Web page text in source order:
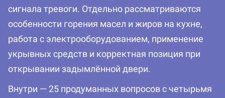
сигнала тревоги. Отдельно рассматриваются
особенности горения масел и жиров на кухне,
работа с электрооборудованием, применение
укрывных средств и корректная позиция при
открывании задымлённой двери.
Внутри — 25 продуманных вопросов с четырьмя